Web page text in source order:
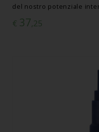
del nostro potenziale
€ 37,25